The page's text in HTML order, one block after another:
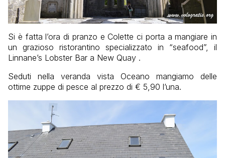
Si è fatta l’ora di pranzo e Colette ci porta a mangiare in
un grazioso ristorantino specializzato in “seafood”, il
Linnane’s Lobster Bar a New Quay .
Seduti nella veranda vista Oceano mangiamo delle
ottime zuppe di pesce al prezzo di € 5,90 l’una.